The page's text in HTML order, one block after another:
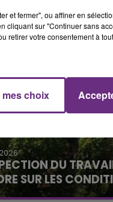
DU
SUR LES
les dates de début
14h00 - 15h00
La Radio Pop
et fermer", ou affiner en
cliquant sur "Continuer sans
retirer votre consentement à
mes choix